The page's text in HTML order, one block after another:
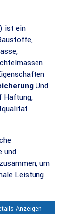
ist ein
Und
Haftung,
und
um
Leistung
Anzeigen